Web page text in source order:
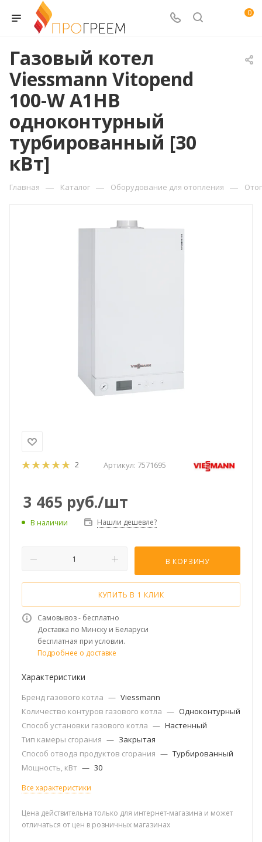
0
Газовый котел
Viessmann Vitopend
100-W A1HB
одноконтурный
турбированный [30
кВт]
Главная — Каталог — Оборудование для отопления —
2 Артикул: 7571695
3 465 руб./шт
В наличии Нашли дешевле?
В КОРЗИНУ
КУПИТЬ В 1 КЛИК
Самовывоз - бесплатно
Доставка по Минску и Беларуси
бесплатная при условии.
Подробнее о доставке
Характеристики
Бренд газового котла — Viessmann
Количество контуров газового котла — Одноконтурный
Способ установки газового котла — Настенный
Тип камеры сгорания — Закрытая
Способ отвода продуктов сгорания — Турбированный
Мощность, кВт — 30
Все характеристики
Цена действительна только для интернет-магазина и может
отличаться от цен в розничных магазинах